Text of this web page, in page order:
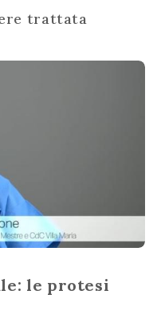
trattata
le protesi